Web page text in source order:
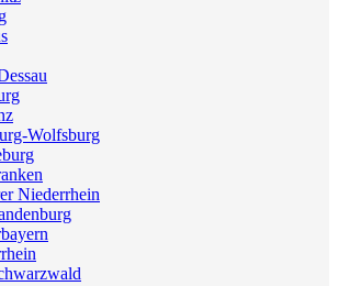
Wolfsburg
Niederrhein